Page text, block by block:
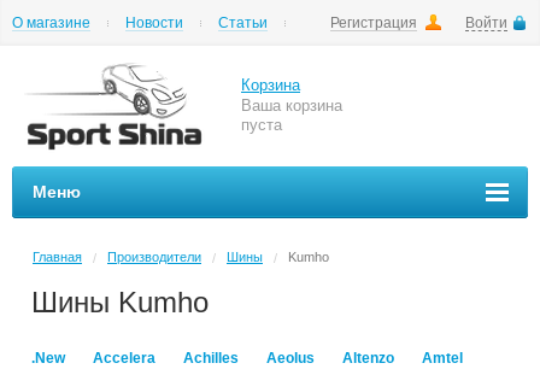
Регистрация Войти
О магазине Новости
Статьи
Корзина
Ваша корзина
пуста
Меню
Главная / Производители / Шины / Kumho
Шины Kumho
.New Accelera Achilles Aeolus Altenzo Amtel